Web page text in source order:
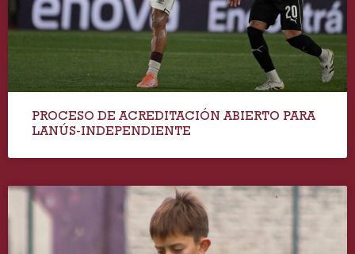
PROCESO DE ACREDITACIÓN ABIERTO PARA
LANÚS-INDEPENDIENTE